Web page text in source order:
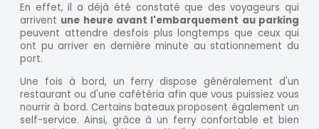
En effet, il a déjà été constaté que des voyageurs qui
arrivent une heure avant l'embarquement au parking
peuvent attendre desfois plus longtemps que ceux qui
ont pu arriver en dernière minute au stationnement du
port.
Une fois à bord, un ferry dispose généralement d'un
restaurant ou d'une cafétéria afin que vous puissiez vous
nourrir à bord. Certains bateaux proposent également un
self-service. Ainsi, grâce à un ferry confortable et bien